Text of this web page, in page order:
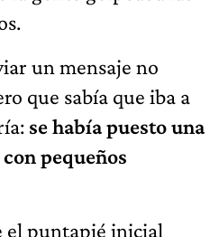
un mensaje no
que sabía que iba a
se había puesto una
pequeños
el puntapié inicial